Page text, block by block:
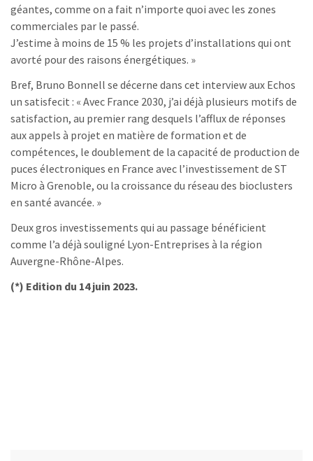
géantes, comme on a fait n’importe quoi avec les zones
commerciales par le passé.
J’estime à moins de 15 % les projets d’installations qui ont
avorté pour des raisons énergétiques. »
Bref, Bruno Bonnell se décerne dans cet interview aux Echos
un satisfecit : « Avec France 2030, j’ai déjà plusieurs motifs de
satisfaction, au premier rang desquels l’afflux de réponses
aux appels à projet en matière de formation et de
compétences, le doublement de la capacité de production de
puces électroniques en France avec l’investissement de ST
Micro à Grenoble, ou la croissance du réseau des bioclusters
en santé avancée. »
Deux gros investissements qui au passage bénéficient
comme l’a déjà souligné Lyon-Entreprises à la région
Auvergne-Rhône-Alpes.
(*) Edition du 14 juin 2023.